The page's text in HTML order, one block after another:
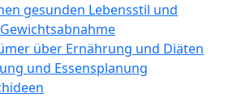
gesunden Lebensstil und
über Ernährung und Diäten
und Essensplanung